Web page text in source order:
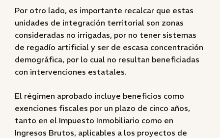
Por otro lado, es importante recalcar que estas
unidades de integración territorial son zonas
consideradas no irrigadas, por no tener sistemas
de regadío artificial y ser de escasa concentración
demográfica, por lo cual no resultan beneficiadas
con intervenciones estatales.
El régimen aprobado incluye beneficios como
exenciones fiscales por un plazo de cinco años,
tanto en el Impuesto Inmobiliario como en
Ingresos Brutos, aplicables a los proyectos de